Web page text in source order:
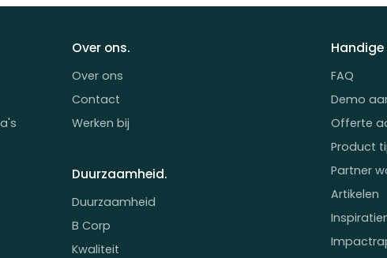
Over ons.
Over ons
Contact
Werken bij
Duurzaamheid.
Duurzaamheid
B Corp
Kwaliteit
Handige
FAQ
Demo
Offerte
Product
Partner
Artikelen